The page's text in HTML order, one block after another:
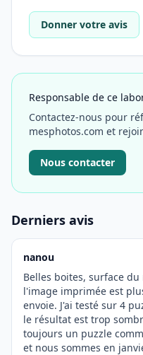
Donner votre avis
Responsable de ce
Contactez-nous pour
mesphotos.com et
Nous contacter
Derniers avis
nanou
Belles boites, surface
l'image imprimée est
envoie. J'ai testé sur 4
le résultat est trop
toujours un puzzle
et nous sommes en